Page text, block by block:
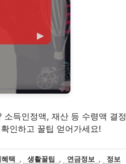
득인정액, 재산 등 수령액 결정
인하고 꿀팁 얻어가세요!
택 , 생활꿀팁 , 연금정보 ,
정보